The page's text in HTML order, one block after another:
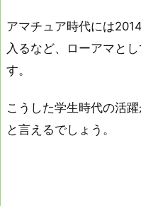
アマチュア時代には
入るなど、ローアマと
す。
こうした学生時代の活
と言えるでしょう。